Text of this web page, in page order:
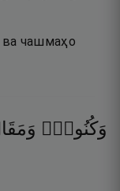
ва чашмаҳо
وَكُنُوزٍۢ